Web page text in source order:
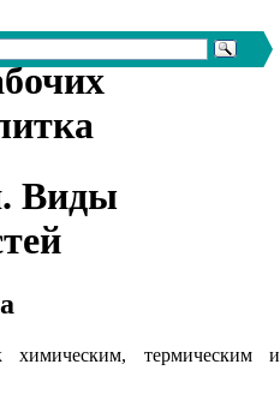
Виды
химическим, термическим и